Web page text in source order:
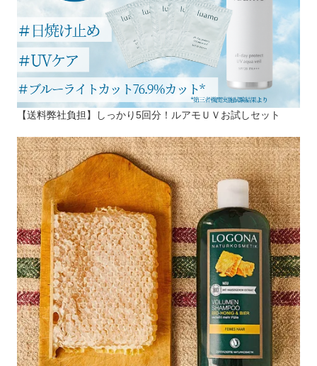
【送料弊社負担】しっかり5回分！ルアモＵＶお試しセット